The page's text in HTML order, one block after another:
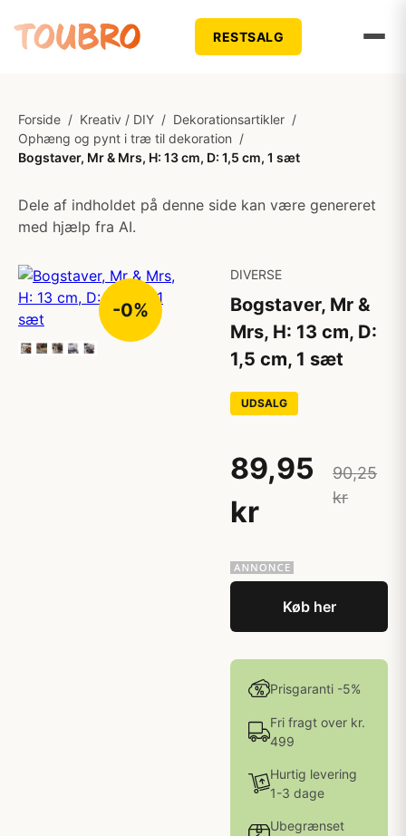
RESTSALG
Forside / Kreativ / DIY / Dekorationsartikler /
Ophæng og pynt i træ til dekoration /
Bogstaver, Mr & Mrs, H: 13 cm, D: 1,5 cm, 1 sæt
Dele af indholdet på denne side kan være genereret
med hjælp fra AI.
-0%
DIVERSE
Bogstaver, Mr &
Mrs, H: 13 cm, D:
1,5 cm, 1 sæt
UDSALG
89,95
kr
90,25
kr
Køb her
Prisgaranti -5%
Fri fragt over kr.
499
Hurtig levering
1-3 dage
Ubegrænset